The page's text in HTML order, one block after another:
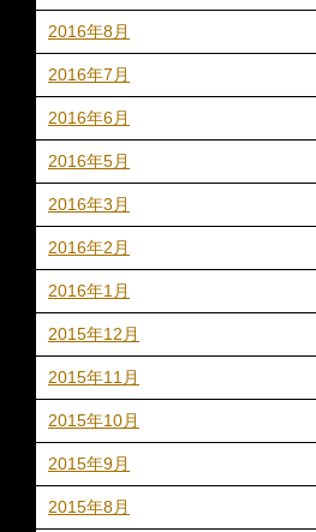
2016年8月
2016年7月
2016年6月
2016年5月
2016年3月
2016年2月
2016年1月
2015年12月
2015年11月
2015年10月
2015年9月
2015年8月